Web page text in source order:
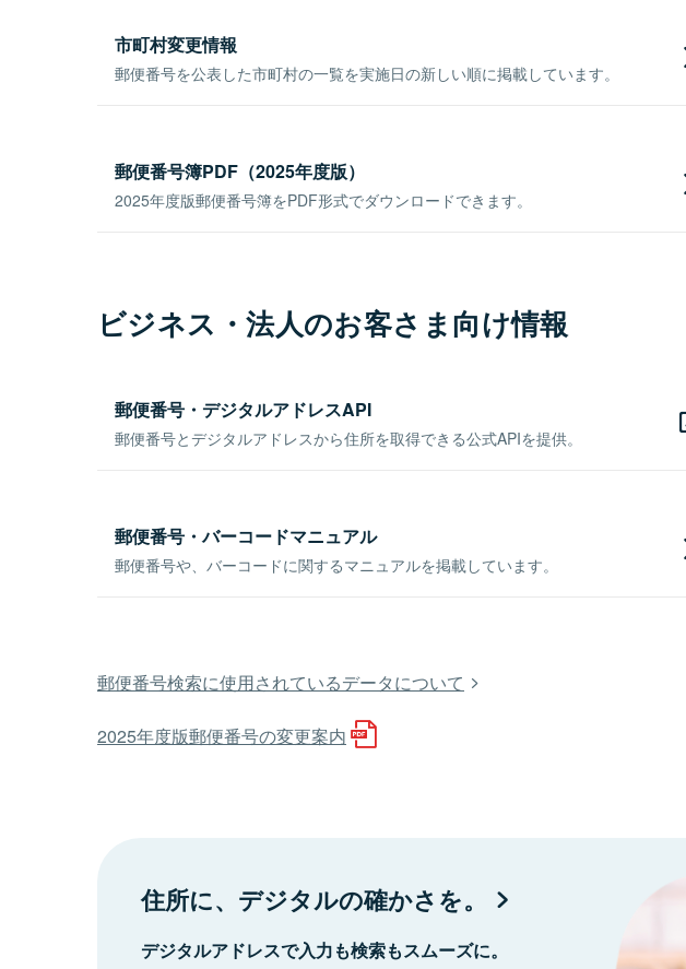
市町村変更情報
郵便番号を公表した市町村の一覧を実施日の新しい順に掲載しています。
郵便番号簿PDF（2025年度版）
2025年度版郵便番号簿をPDF形式でダウンロードできます。
ビジネス・法人のお客さま向け情報
郵便番号・デジタルアドレスAPI
郵便番号とデジタルアドレスから住所を取得できる公式APIを提供。
郵便番号・バーコードマニュアル
郵便番号や、バーコードに関するマニュアルを掲載しています。
郵便番号検索に使用されているデータについて
2025年度版郵便番号の変更案内
住所に、デジタルの確かさを。
デジタルアドレスで入力も検索もスムーズに。